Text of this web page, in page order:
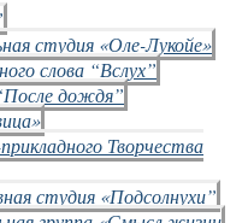
студия «Оле-Лукойе»
слова “Вслух”
дождя”
Творчества
студия «Подсолнухи”